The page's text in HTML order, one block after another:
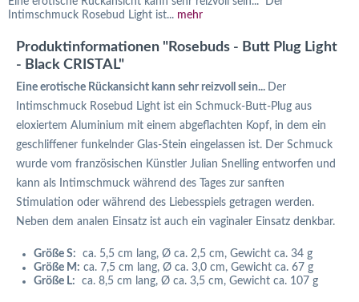
Intimschmuck Rosebud Light ist... mehr
Produktinformationen "Rosebuds - Butt Plug Light
- Black CRISTAL"
Eine erotische Rückansicht kann sehr reizvoll sein... Der
Intimschmuck Rosebud Light ist ein Schmuck-Butt-Plug aus
eloxiertem Aluminium mit einem abgeflachten Kopf, in dem ein
geschliffener funkelnder Glas-Stein eingelassen ist. Der Schmuck
wurde vom französischen Künstler Julian Snelling entworfen und
kann als Intimschmuck während des Tages zur sanften
Stimulation oder während des Liebesspiels getragen werden.
Neben dem analen Einsatz ist auch ein vaginaler Einsatz denkbar.
Größe S: ca. 5,5 cm lang, Ø ca. 2,5 cm, Gewicht ca. 34 g
Größe M: ca. 7,5 cm lang, Ø ca. 3,0 cm, Gewicht ca. 67 g
Größe L: ca. 8,5 cm lang, Ø ca. 3,5 cm, Gewicht ca. 107 g